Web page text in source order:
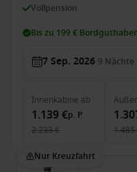
Vollpension
Bis zu 199 €
7 Sep. 2026 9 Nächte
Innenkabine ab
1.139 €p. P.
2.233 €
1.485
Nur Kreuzfahrt